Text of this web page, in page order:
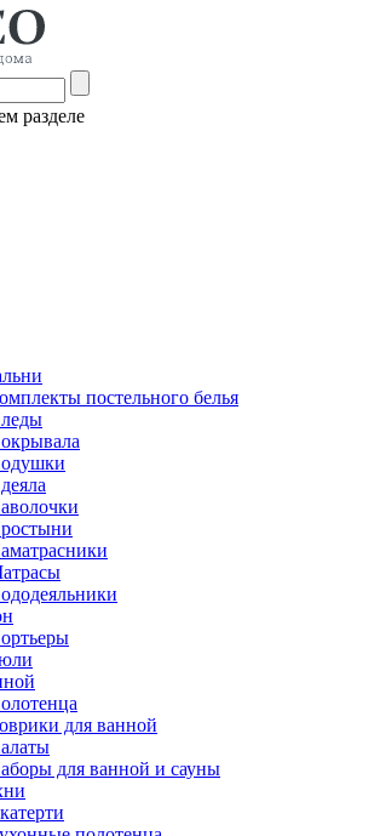
разделе
постельного белья
для ванной
для ванной и сауны